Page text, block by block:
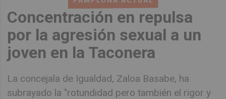
Concentración en repulsa
por la agresión sexual a un
joven en la Taconera
La concejala de Igualdad, Zaloa Basabe, ha
subrayado la "rotundidad pero también el rigor y